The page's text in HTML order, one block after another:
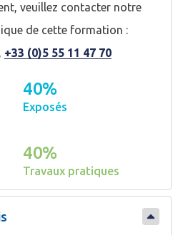
veuillez contacter notre
de cette formation :
+33 (0)5 55 11 47 70
40%
Exposés
40%
Travaux pratiques